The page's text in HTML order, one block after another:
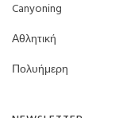
Canyoning
Αθλητική
Πολυήμερη